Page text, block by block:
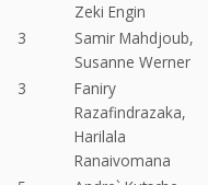
Zeki Engin
3
Samir Mahdjoub,
Susanne Werner
3
Faniry
Razafindrazaka,
Harilala
Ranaivomana